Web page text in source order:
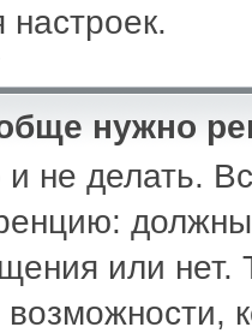
нужно
не делать.
или нет.